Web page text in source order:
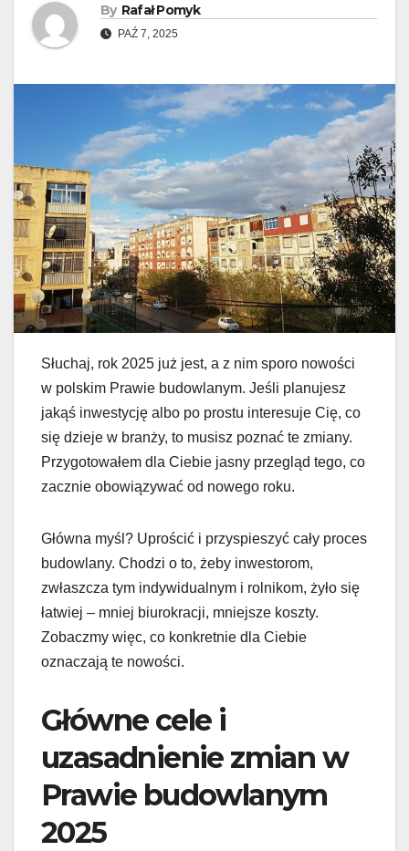
By Rafał Pomyk
PAŹ 7, 2025
Słuchaj, rok 2025 już jest, a z nim sporo nowości
w polskim Prawie budowlanym. Jeśli planujesz
jakąś inwestycję albo po prostu interesuje Cię, co
się dzieje w branży, to musisz poznać te zmiany.
Przygotowałem dla Ciebie jasny przegląd tego, co
zacznie obowiązywać od nowego roku.
Główna myśl? Uprościć i przyspieszyć cały proces
budowlany. Chodzi o to, żeby inwestorom,
zwłaszcza tym indywidualnym i rolnikom, żyło się
łatwiej – mniej biurokracji, mniejsze koszty.
Zobaczmy więc, co konkretnie dla Ciebie
oznaczają te nowości.
Główne cele i
uzasadnienie zmian w
Prawie budowlanym
2025